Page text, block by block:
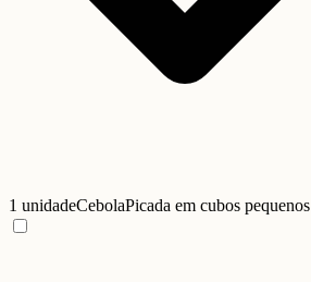
1 unidadeCebolaPicada em cubos pequenos